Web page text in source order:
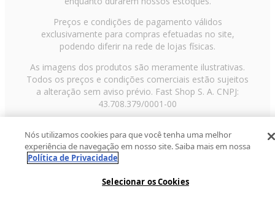
Preços e condições de pagamento válidos
exclusivamente para compras efetuadas no site,
podendo diferir na rede de lojas físicas.
As imagens dos produtos são meramente ilustrativas.
Todos os preços e condições comerciais estão sujeitos
a alteração sem aviso prévio. Fast Shop S. A. CNPJ:
43.708.379/0001-00
Paulo/SP, CEP 02029-001, Telefone: 11 3003-3728 ©
2013 Fast Shop - Todos os direitos reservadosRF
Nós utilizamos cookies para que você tenha uma melhor
experiência de navegação em nosso site. Saiba mais em nossa
Política de Privacidade
Selecionar os Cookies